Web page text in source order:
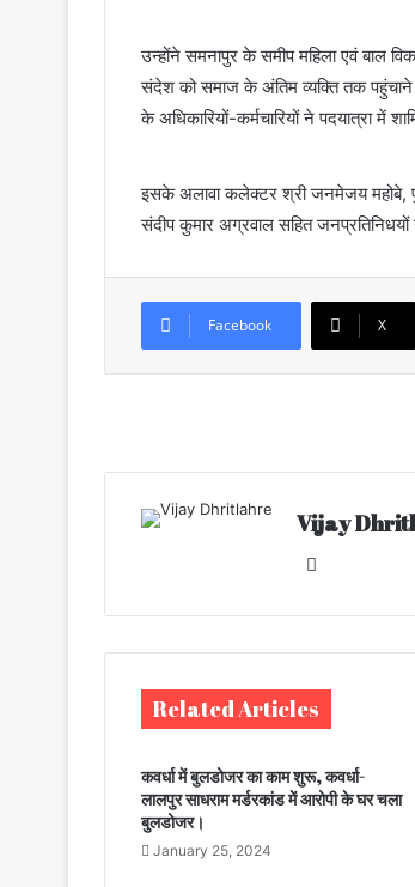
उन्होंने समनापुर के समीप महिला एवं बाल
संदेश को समाज के अंतिम व्यक्ति तक पहुंचाने के
के अधिकारियों-कर्मचारियों ने पदयात्रा में
इसके अलावा कलेक्टर श्री जनमेजय महोबे,
संदीप कुमार अग्रवाल सहित जनप्रतिनिधयों
Facebook X
Vijay
te
Related Articles
कवर्धा में बुलडोजर का काम शुरू, कवर्धा-
लालपुर साधराम मर्डरकांड में आरोपी के घर चला
बुलडोजर।
January 25, 2024